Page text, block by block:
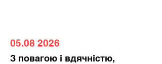
05.08 2026
З повагою і вдячністю,